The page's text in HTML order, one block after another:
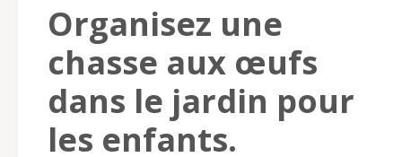
Organisez une
chasse aux œufs
dans le jardin pour
les enfants.